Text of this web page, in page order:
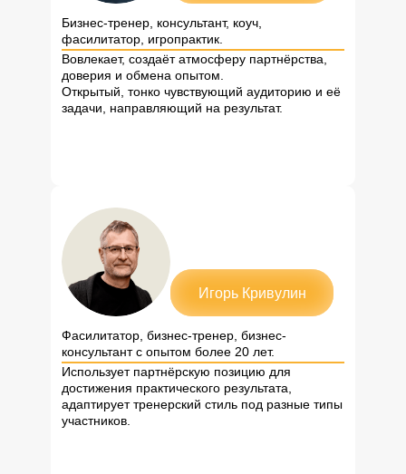
Бизнес-тренер, консультант, коуч,
фасилитатор, игропрактик.
Вовлекает, создаёт атмосферу партнёрства,
доверия и обмена опытом.
Открытый, тонко чувствующий аудиторию и её
задачи, направляющий на результат.
Игорь Кривулин
Фасилитатор, бизнес-тренер, бизнес-
консультант с опытом более 20 лет.
Использует партнёрскую позицию для
достижения практического результата,
адаптирует тренерский стиль под разные типы
участников.